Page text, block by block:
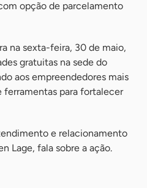
opção de parcelamento
na sexta-feira, 30 de maio,
gratuitas na sede do
aos empreendedores mais
para fortalecer
e relacionamento
Lage, fala sobre a ação.